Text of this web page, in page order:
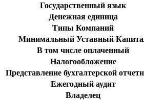
Государственный язык
Денежная единица
Типы Компаний
Минимальный Уставный
В том числе оплаченный
Налогообложение
Представление бухгалтерской
Ежегодный аудит
Владелец